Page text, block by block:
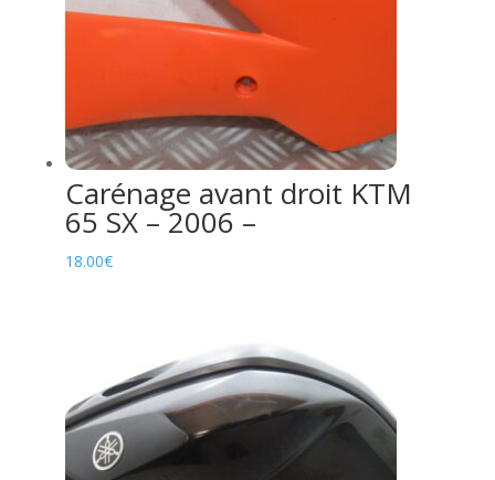
Carénage avant droit KTM
65 SX – 2006 –
18.00€